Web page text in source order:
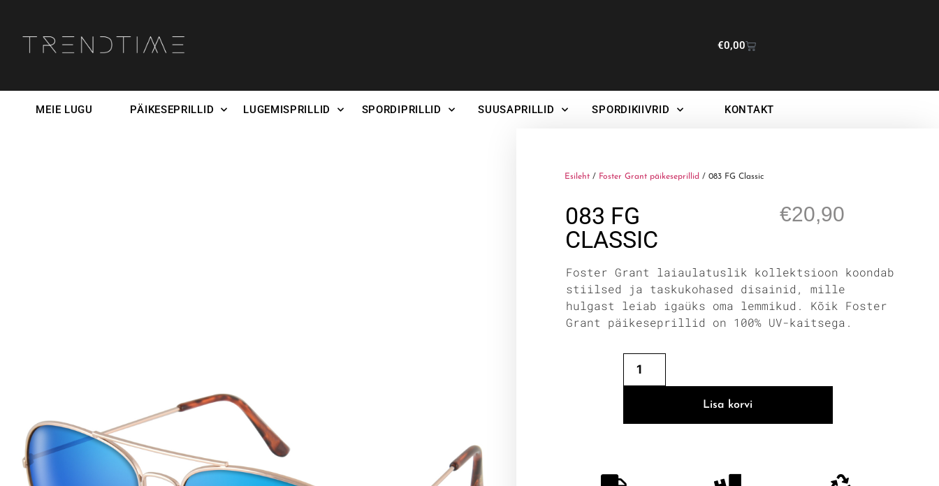
€0,00
MEIE LUGU PÄIKESEPRILLID LUGEMISPRILLID SPORDIPRILLID SUUSAPRILLID SPORDIKIIVRID KONTAKT
Esileht / Foster Grant päikeseprillid / 083 FG Classic
083 FG
CLASSIC
€20,90
Foster Grant laiaulatuslik kollektsioon koondab
stiilsed ja taskukohased disainid, mille
hulgast leiab igaüks oma lemmikud. Kõik Foster
Grant päikeseprillid on 100% UV-kaitsega.
Lisa korvi